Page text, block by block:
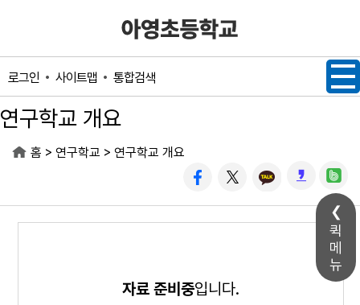
퀵
메
뉴
로그인 사이트맵 통합검색
연구학교 개요
홈 > 연구학교 > 연구학교 개요
자료 준비중입니다.